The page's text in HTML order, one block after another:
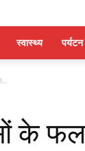
स्वास्थ्य पर्यटन
के